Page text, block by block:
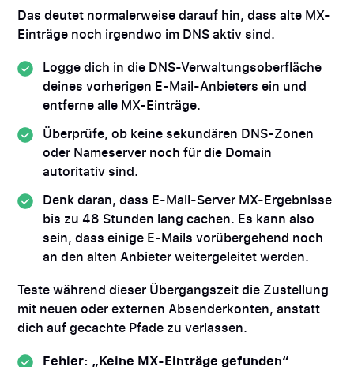
Das deutet normalerweise darauf hin, dass alte MX-
Einträge noch irgendwo im DNS aktiv sind.
Logge dich in die DNS-Verwaltungsoberfläche
deines vorherigen E-Mail-Anbieters ein und
entferne alle MX-Einträge.
Überprüfe, ob keine sekundären DNS-Zonen
oder Nameserver noch für die Domain
autoritativ sind.
Denk daran, dass E-Mail-Server MX-Ergebnisse
bis zu 48 Stunden lang cachen. Es kann also
sein, dass einige E-Mails vorübergehend noch
an den alten Anbieter weitergeleitet werden.
Teste während dieser Übergangszeit die Zustellung
mit neuen oder externen Absenderkonten, anstatt
dich auf gecachte Pfade zu verlassen.
Fehler: „Keine MX-Einträge gefunden“